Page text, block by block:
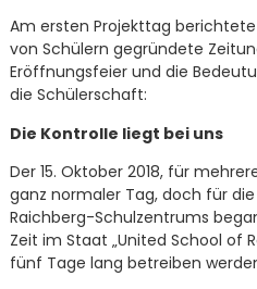
Am ersten Projekttag
von Schülern gegründete
Eröffnungsfeier und die
die Schülerschaft:
Die Kontrolle liegt bei uns
Der 15. Oktober 2018, für
ganz normaler Tag, doch für
Raichberg-Schulzentrums
Zeit im Staat „United School of
fünf Tage lang betreiben